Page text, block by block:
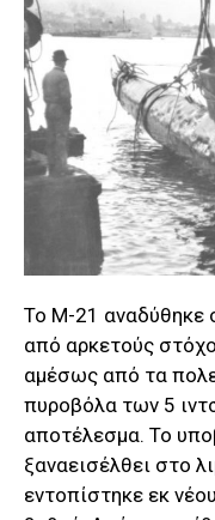
Το Μ-21 αναδύθηκε
από αρκετούς
αμέσως από τα
πυροβόλα των 5
αποτέλεσμα. Το
ξαναεισέλθει στο
εντοπίστηκε εκ